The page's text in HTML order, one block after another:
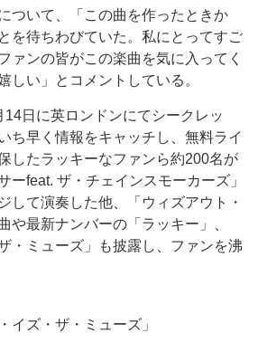
ついて、「この曲を作ったときか
を待ちわびていた。私にとってすご
ァンの皆がこの楽曲を気に入ってく
しい」とコメントしている。
日に英ロンドンにてシークレッ
ち早く情報をキャッチし、無料ライ
したラッキーなファンら約200名が
ーfeat. ザ・チェインスモーカーズ」
して演奏した他、「ウィズアウト・
や最新ナンバーの「ラッキー」、
・ミューズ」も披露し、ファンを沸
イズ・ザ・ミューズ」